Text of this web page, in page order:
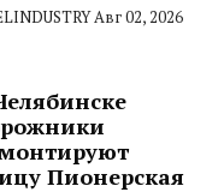
Авг 02, 2026
Пионерская